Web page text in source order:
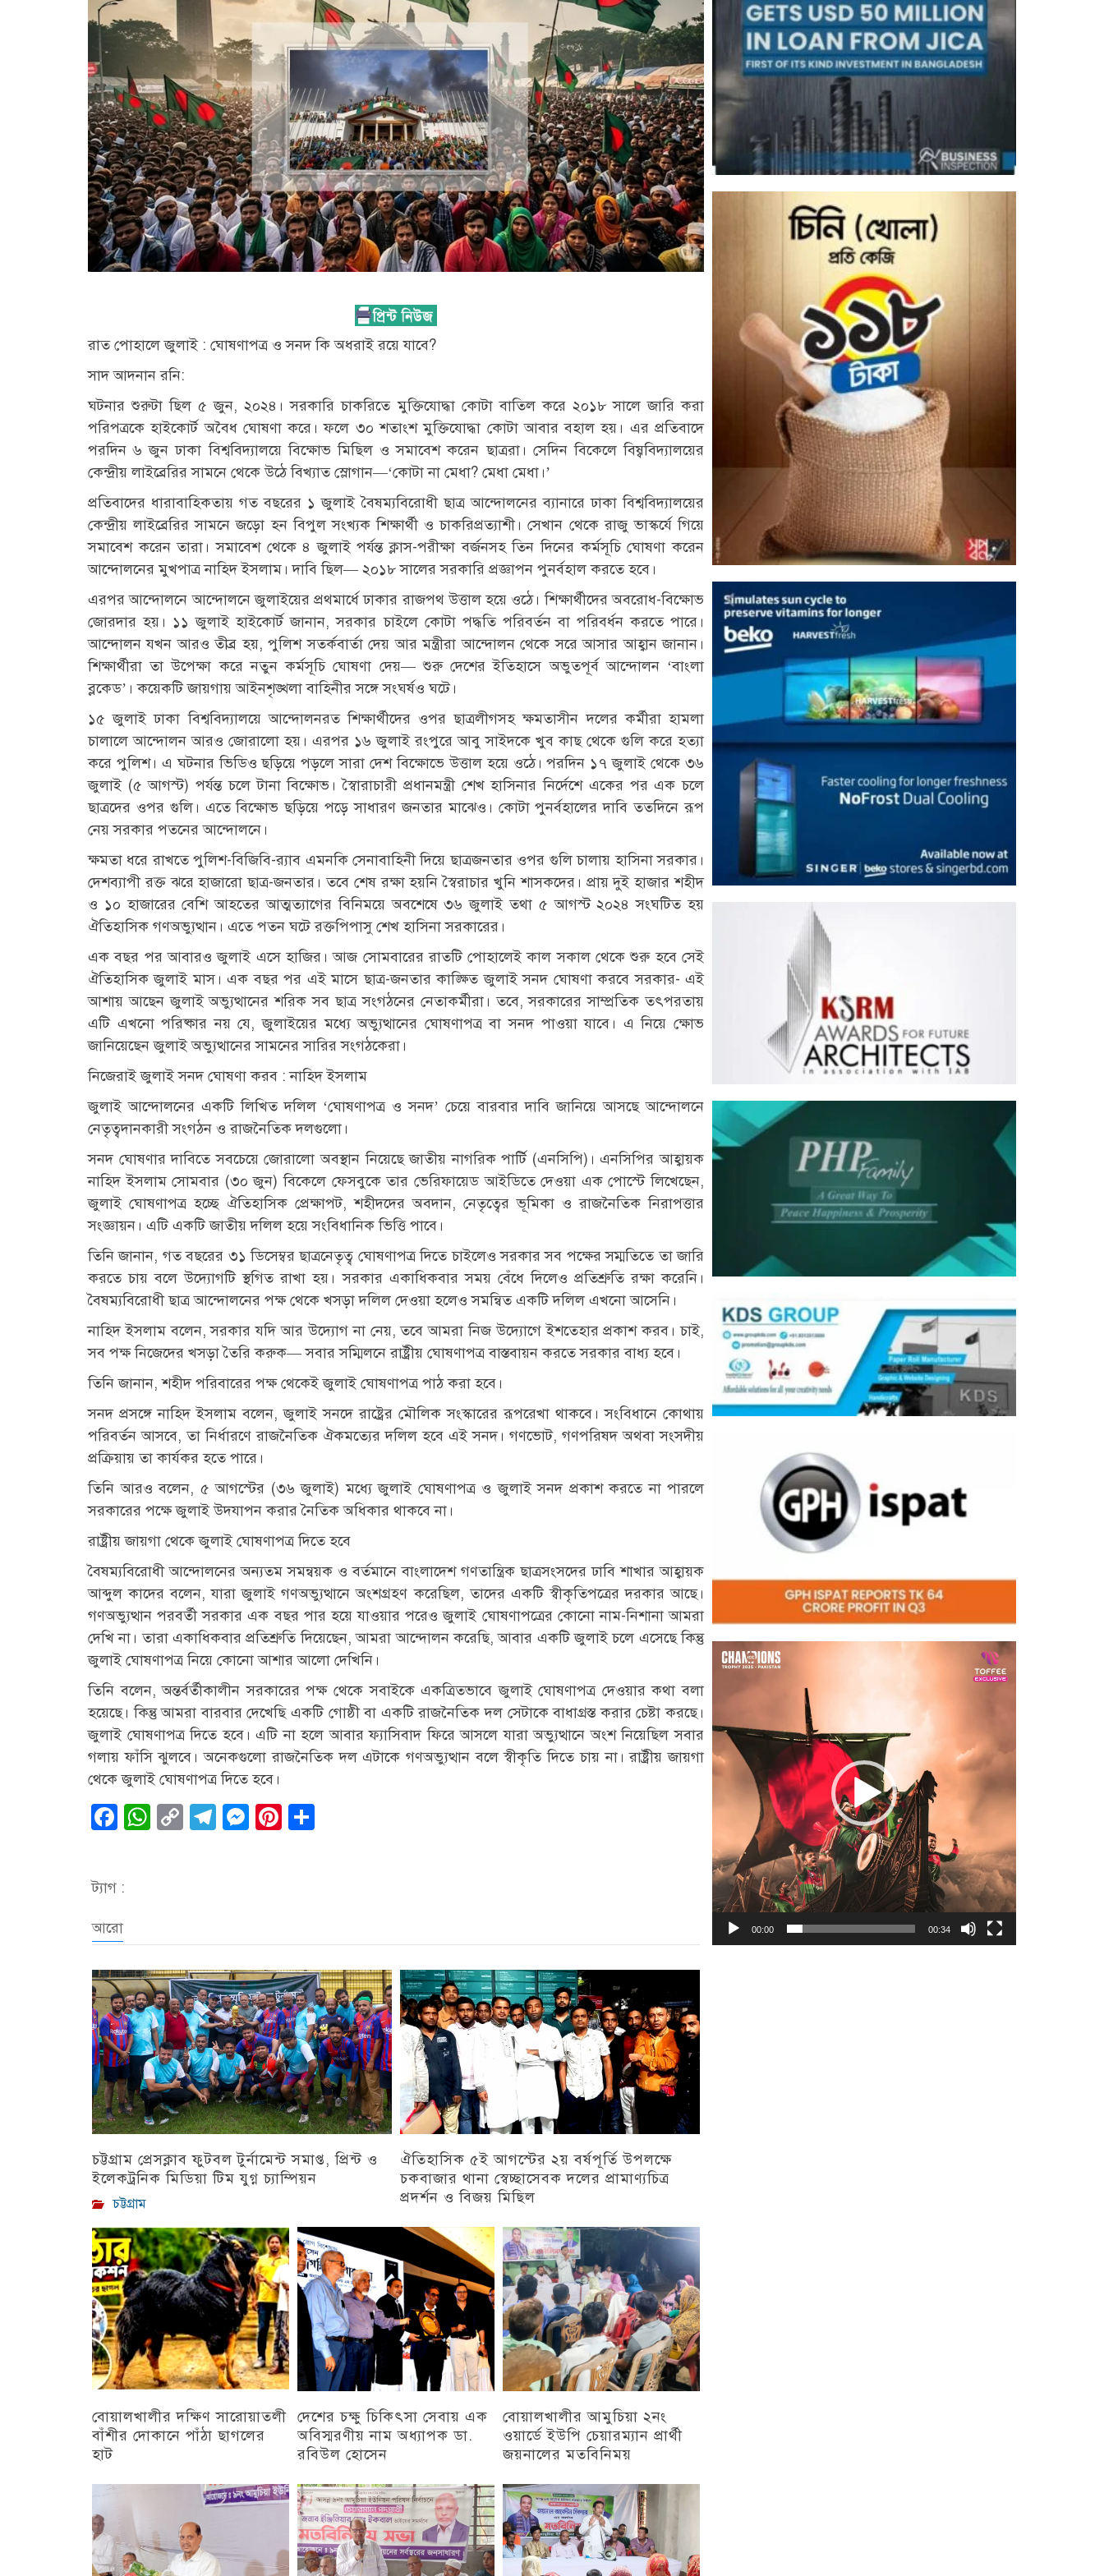
রাত পোহালে জুলাই : ঘোষণাপত্র ও সনদ কি অধরাই রয়ে যাবে?
সাদ আদনান রনি:
ঘটনার শুরুটা ছিল ৫ জুন, ২০২৪। সরকারি চাকরিতে মুক্তিযোদ্ধা কোটা বাতিল করে ২০১৮ সালে জারি করা
পরিপত্রকে হাইকোর্ট অবৈধ ঘোষণা করে। ফলে ৩০ শতাংশ মুক্তিযোদ্ধা কোটা আবার বহাল হয়। এর প্রতিবাদে
পরদিন ৬ জুন ঢাকা বিশ্ববিদ্যালয়ে বিক্ষোভ মিছিল ও সমাবেশ করেন ছাত্ররা। সেদিন বিকেলে বিষ্ববিদ্যালয়ের
কেন্দ্রীয় লাইব্রেরির সামনে থেকে উঠে বিখ্যাত স্লোগান—‘কোটা না মেধা? মেধা মেধা।’
প্রতিবাদের ধারাবাহিকতায় গত বছরের ১ জুলাই বৈষম্যবিরোধী ছাত্র আন্দোলনের ব্যানারে ঢাকা বিশ্ববিদ্যালয়ের
কেন্দ্রীয় লাইব্রেরির সামনে জড়ো হন বিপুল সংখ্যক শিক্ষার্থী ও চাকরিপ্রত্যাশী। সেখান থেকে রাজু ভাস্কর্যে গিয়ে
সমাবেশ করেন তারা। সমাবেশ থেকে ৪ জুলাই পর্যন্ত ক্লাস-পরীক্ষা বর্জনসহ তিন দিনের কর্মসূচি ঘোষণা করেন
আন্দোলনের মুখপাত্র নাহিদ ইসলাম। দাবি ছিল— ২০১৮ সালের সরকারি প্রজ্ঞাপন পুনর্বহাল করতে হবে।
এরপর আন্দোলনে আন্দোলনে জুলাইয়ের প্রথমার্ধে ঢাকার রাজপথ উত্তাল হয়ে ওঠে। শিক্ষার্থীদের অবরোধ-বিক্ষোভ
জোরদার হয়। ১১ জুলাই হাইকোর্ট জানান, সরকার চাইলে কোটা পদ্ধতি পরিবর্তন বা পরিবর্ধন করতে পারে।
আন্দোলন যখন আরও তীব্র হয়, পুলিশ সতর্কবার্তা দেয় আর মন্ত্রীরা আন্দোলন থেকে সরে আসার আহ্বান জানান।
শিক্ষার্থীরা তা উপেক্ষা করে নতুন কর্মসূচি ঘোষণা দেয়— শুরু দেশের ইতিহাসে অভুতপূর্ব আন্দোলন ‘বাংলা
ব্লকেড’। কয়েকটি জায়গায় আইনশৃঙ্খলা বাহিনীর সঙ্গে সংঘর্ষও ঘটে।
১৫ জুলাই ঢাকা বিশ্ববিদ্যালয়ে আন্দোলনরত শিক্ষার্থীদের ওপর ছাত্রলীগসহ ক্ষমতাসীন দলের কর্মীরা হামলা
চালালে আন্দোলন আরও জোরালো হয়। এরপর ১৬ জুলাই রংপুরে আবু সাইদকে খুব কাছ থেকে গুলি করে হত্যা
করে পুলিশ। এ ঘটনার ভিডিও ছড়িয়ে পড়লে সারা দেশ বিক্ষোভে উত্তাল হয়ে ওঠে। পরদিন ১৭ জুলাই থেকে ৩৬
জুলাই (৫ আগস্ট) পর্যন্ত চলে টানা বিক্ষোভ। স্বৈারাচারী প্রধানমন্ত্রী শেখ হাসিনার নির্দেশে একের পর এক চলে
ছাত্রদের ওপর গুলি। এতে বিক্ষোভ ছড়িয়ে পড়ে সাধারণ জনতার মাঝেও। কোটা পুনর্বহালের দাবি ততদিনে রূপ
নেয় সরকার পতনের আন্দোলনে।
ক্ষমতা ধরে রাখতে পুলিশ-বিজিবি-র‌্যাব এমনকি সেনাবাহিনী দিয়ে ছাত্রজনতার ওপর গুলি চালায় হাসিনা সরকার।
দেশব্যাপী রক্ত ঝরে হাজারো ছাত্র-জনতার। তবে শেষ রক্ষা হয়নি স্বৈরাচার খুনি শাসকদের। প্রায় দুই হাজার শহীদ
ও ১০ হাজারের বেশি আহতের আত্মত্যাগের বিনিময়ে অবশেষে ৩৬ জুলাই তথা ৫ আগস্ট ২০২৪ সংঘটিত হয়
ঐতিহাসিক গণঅভ্যুত্থান। এতে পতন ঘটে রক্তপিপাসু শেখ হাসিনা সরকারের।
এক বছর পর আবারও জুলাই এসে হাজির। আজ সোমবারের রাতটি পোহালেই কাল সকাল থেকে শুরু হবে সেই
ঐতিহাসিক জুলাই মাস। এক বছর পর এই মাসে ছাত্র-জনতার কাঙ্ক্ষিত জুলাই সনদ ঘোষণা করবে সরকার- এই
আশায় আছেন জুলাই অভ্যুত্থানের শরিক সব ছাত্র সংগঠনের নেতাকর্মীরা। তবে, সরকারের সাম্প্রতিক তৎপরতায়
এটি এখনো পরিষ্কার নয় যে, জুলাইয়ের মধ্যে অভ্যুত্থানের ঘোষণাপত্র বা সনদ পাওয়া যাবে। এ নিয়ে ক্ষোভ
জানিয়েছেন জুলাই অভ্যুত্থানের সামনের সারির সংগঠকেরা।
নিজেরাই জুলাই সনদ ঘোষণা করব : নাহিদ ইসলাম
জুলাই আন্দোলনের একটি লিখিত দলিল ‘ঘোষণাপত্র ও সনদ’ চেয়ে বারবার দাবি জানিয়ে আসছে আন্দোলনে
নেতৃত্বদানকারী সংগঠন ও রাজনৈতিক দলগুলো।
সনদ ঘোষণার দাবিতে সবচেয়ে জোরালো অবস্থান নিয়েছে জাতীয় নাগরিক পার্টি (এনসিপি)। এনসিপির আহ্বায়ক
নাহিদ ইসলাম সোমবার (৩০ জুন) বিকেলে ফেসবুকে তার ভেরিফায়েড আইডিতে দেওয়া এক পোস্টে লিখেছেন,
জুলাই ঘোষণাপত্র হচ্ছে ঐতিহাসিক প্রেক্ষাপট, শহীদদের অবদান, নেতৃত্বের ভূমিকা ও রাজনৈতিক নিরাপত্তার
সংজ্ঞায়ন। এটি একটি জাতীয় দলিল হয়ে সংবিধানিক ভিত্তি পাবে।
তিনি জানান, গত বছরের ৩১ ডিসেম্বর ছাত্রনেতৃত্ব ঘোষণাপত্র দিতে চাইলেও সরকার সব পক্ষের সম্মতিতে তা জারি
করতে চায় বলে উদ্যোগটি স্থগিত রাখা হয়। সরকার একাধিকবার সময় বেঁধে দিলেও প্রতিশ্রুতি রক্ষা করেনি।
বৈষম্যবিরোধী ছাত্র আন্দোলনের পক্ষ থেকে খসড়া দলিল দেওয়া হলেও সমন্বিত একটি দলিল এখনো আসেনি।
নাহিদ ইসলাম বলেন, সরকার যদি আর উদ্যোগ না নেয়, তবে আমরা নিজ উদ্যোগে ইশতেহার প্রকাশ করব। চাই,
সব পক্ষ নিজেদের খসড়া তৈরি করুক— সবার সম্মিলনে রাষ্ট্রীয় ঘোষণাপত্র বাস্তবায়ন করতে সরকার বাধ্য হবে।
তিনি জানান, শহীদ পরিবারের পক্ষ থেকেই জুলাই ঘোষণাপত্র পাঠ করা হবে।
সনদ প্রসঙ্গে নাহিদ ইসলাম বলেন, জুলাই সনদে রাষ্ট্রের মৌলিক সংস্কারের রূপরেখা থাকবে। সংবিধানে কোথায়
পরিবর্তন আসবে, তা নির্ধারণে রাজনৈতিক ঐকমত্যের দলিল হবে এই সনদ। গণভোট, গণপরিষদ অথবা সংসদীয়
প্রক্রিয়ায় তা কার্যকর হতে পারে।
তিনি আরও বলেন, ৫ আগস্টের (৩৬ জুলাই) মধ্যে জুলাই ঘোষণাপত্র ও জুলাই সনদ প্রকাশ করতে না পারলে
সরকারের পক্ষে জুলাই উদযাপন করার নৈতিক অধিকার থাকবে না।
রাষ্ট্রীয় জায়গা থেকে জুলাই ঘোষণাপত্র দিতে হবে
বৈষম্যবিরোধী আন্দোলনের অন্যতম সমন্বয়ক ও বর্তমানে বাংলাদেশ গণতান্ত্রিক ছাত্রসংসদের ঢাবি শাখার আহ্বায়ক
আব্দুল কাদের বলেন, যারা জুলাই গণঅভ্যুত্থানে অংশগ্রহণ করেছিল, তাদের একটি স্বীকৃতিপত্রের দরকার আছে।
গণঅভ্যুত্থান পরবর্তী সরকার এক বছর পার হয়ে যাওয়ার পরেও জুলাই ঘোষণাপত্রের কোনো নাম-নিশানা আমরা
দেখি না। তারা একাধিকবার প্রতিশ্রুতি দিয়েছেন, আমরা আন্দোলন করেছি, আবার একটি জুলাই চলে এসেছে কিন্তু
জুলাই ঘোষণাপত্র নিয়ে কোনো আশার আলো দেখিনি।
তিনি বলেন, অন্তর্বর্তীকালীন সরকারের পক্ষ থেকে সবাইকে একত্রিতভাবে জুলাই ঘোষণাপত্র দেওয়ার কথা বলা
হয়েছে। কিন্তু আমরা বারবার দেখেছি একটি গোষ্ঠী বা একটি রাজনৈতিক দল সেটাকে বাধাগ্রস্ত করার চেষ্টা করছে।
জুলাই ঘোষণাপত্র দিতে হবে। এটি না হলে আবার ফ্যাসিবাদ ফিরে আসলে যারা অভ্যুত্থানে অংশ নিয়েছিল সবার
গলায় ফাঁসি ঝুলবে। অনেকগুলো রাজনৈতিক দল এটাকে গণঅভ্যুত্থান বলে স্বীকৃতি দিতে চায় না। রাষ্ট্রীয় জায়গা
থেকে জুলাই ঘোষণাপত্র দিতে হবে।
Facebook
WhatsApp
CopyTelegram
Messenger
Pinterest
ট্যাগ :
আরো
চট্টগ্রাম প্রেসক্লাব ফুটবল টুর্নামেন্ট সমাপ্ত, প্রিন্ট ও
ইলেকট্রনিক মিডিয়া টিম যুগ্ন চ্যাম্পিয়ন
চট্টগ্রাম
ঐতিহাসিক ৫ই আগস্টের ২য় বর্ষপূর্তি উপলক্ষে
চকবাজার থানা স্বেচ্ছাসেবক দলের প্রামাণ্যচিত্র
প্রদর্শন ও বিজয় মিছিল
চট্টগ্রাম
বোয়ালখালীর দক্ষিণ সারোয়াতলী
বাঁশীর দোকানে পাঁঠা ছাগলের
হাট
চট্টগ্রাম
দেশের চক্ষু চিকিৎসা সেবায় এক
অবিস্মরণীয় নাম অধ্যাপক ডা.
রবিউল হোসেন
চট্টগ্রাম
বোয়ালখালীর আমুচিয়া ২নং
ওয়ার্ডে ইউপি চেয়ারম্যান প্রার্থী
জয়নালের মতবিনিময়
চট্টগ্রাম
Video
Player
00:00 00:34